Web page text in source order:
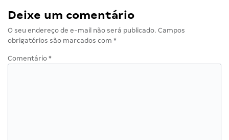
Deixe um comentário
O seu endereço de e-mail não será publicado. Campos
obrigatórios são marcados com *
Comentário *